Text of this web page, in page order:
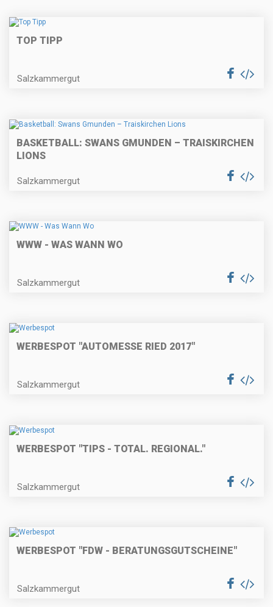
TOP TIPP
Salzkammergut
BASKETBALL: SWANS GMUNDEN – TRAISKIRCHEN
LIONS
Salzkammergut
WWW - WAS WANN WO
Salzkammergut
WERBESPOT "AUTOMESSE RIED 2017"
Salzkammergut
WERBESPOT "TIPS - TOTAL. REGIONAL."
Salzkammergut
WERBESPOT "FDW - BERATUNGSGUTSCHEINE"
Salzkammergut